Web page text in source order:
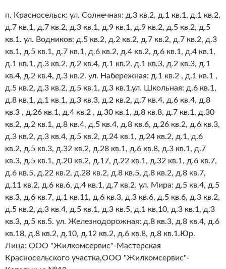
п. Красносельск: ул. Солнечная: д.3 кв.2, д.1 кв.1, д.1 кв.2,
д.7 кв.1, д.7 кв.2, д.3 кв.1, д.9 кв.1, д.9 кв.2, д.5 кв.2, д.5
кв.1. ул. Водников: д.5 кв.2, д.2 кв.2, д.7 кв.2, д.7 кв.2, д.3
кв.1, д.5 кв.1, д.7 кв.1, д.6 кв.2, д.4 кв.2, д.6 кв.1, д.4 кв.1,
д.1 кв.1, д.3 кв.2, д.2 кв.4, д.1 кв.2, д.1 кв.3, д.2 кв.3, д.1
кв.4, д.2 кв.4, д.3 кв.2. ул. Набережная: д.1 кв.2 , д.1 кв.1 ,
д.5 кв.2, д.3 кв.2, д.5 кв.1, д.3 кв.1.ул. Школьная: д.6 кв.1,
д.8 кв.1, д.1 кв.1, д.3 кв.3, д.2 кв.2, д.7 кв.4, д.6 кв.4, д.8
кв.3 , д.26 кв.1, д.4 кв.2 , д.30 кв.1, д.8 кв.8, д.7 кв.1, д.30
кв.2, д.2 кв.1, д.8 кв.4, д.5 кв.4, д.8 кв.6, д.26 кв.2, д.6 кв.3,
д.3 кв.2, д.3 кв.4, д.5 кв.2, д.24 кв.1, д.24 кв.2, д.1, д.6
кв.2, д.5 кв.3, д.32 кв.2, д.28 кв.1, д.6 кв.8, д.3 кв.1, д.7
кв.3, д.5 кв.1, д.20 кв.2, д.17, д.22 кв.1, д.32 кв.1, д.6 кв.7,
д.6 кв.5, д.22 кв.2, д.28 кв.2, д.8 кв.5, д.8 кв.2, д.8 кв.7,
д.11 кв.2, д.6 кв.6, д.4 кв.1, д.7 кв.2. ул. Мира: д.5 кв.4, д.5
кв.3, д.6 кв.7, д.1 кв.11, д.6 кв.3, д.3 кв.6, д.5 кв.6, д.3 кв.2,
д.5 кв.2, д.3 кв.4, д.5 кв.1, д.3 кв.5, д.1 кв.10, д.3 кв.1, д.3
кв.3, д.5 кв.5. ул. Железнодорожная: д.8 кв.3, д.8 кв.4, д.6
кв.18, д.8 кв.2, д.10, д.12 кв.2, д.6 кв.8, д.8 кв.1.Юр.
Лица: ООО "Жилкомсервис"-Мастерская
Красносельского участка,ООО "Жилкомсервис"-